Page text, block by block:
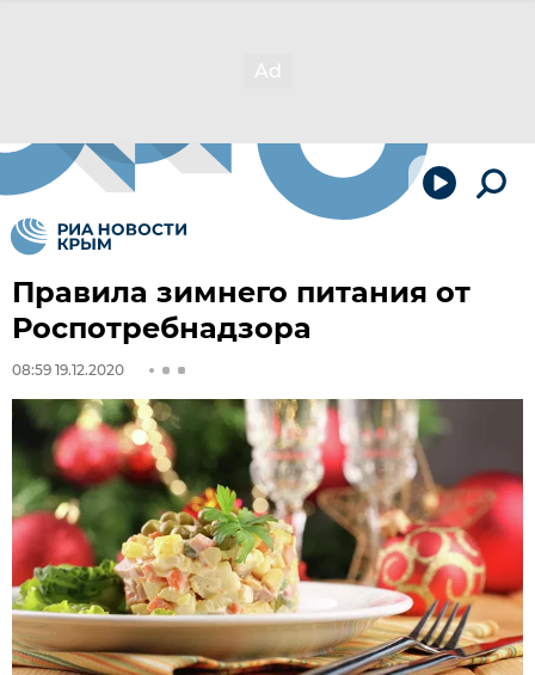
Правила зимнего питания от
Роспотребнадзора
08:59 19.12.2020